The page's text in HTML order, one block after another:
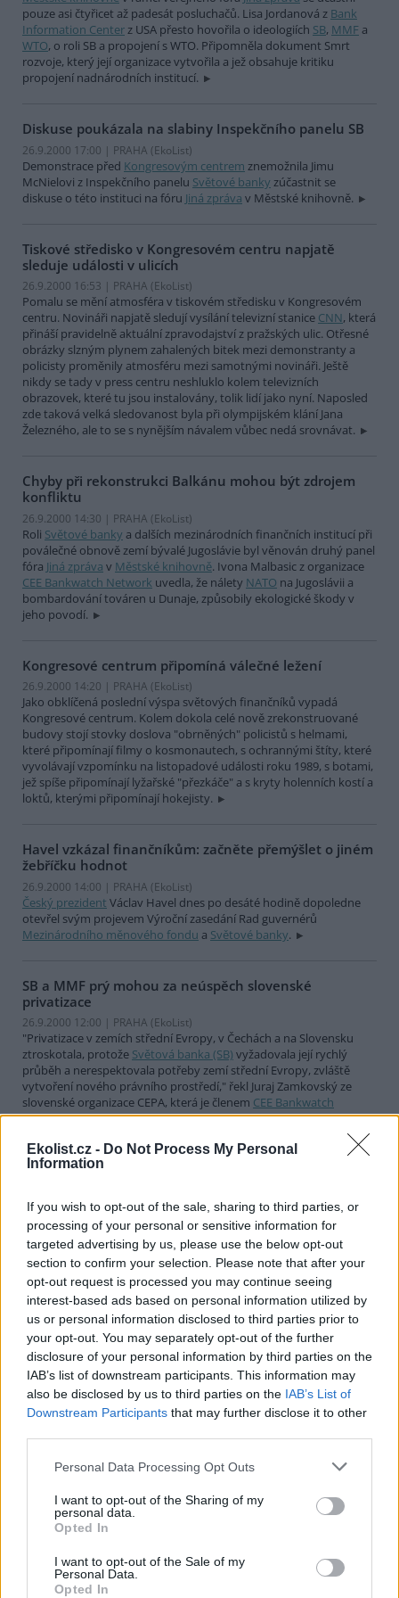
Ekolist.cz - Do Not Process My Personal
Information
If you wish to opt-out of the sale, sharing to third parties, or
processing of your personal or sensitive information for
targeted advertising by us, please use the below opt-out
section to confirm your selection. Please note that after your
opt-out request is processed you may continue seeing
interest-based ads based on personal information utilized by
us or personal information disclosed to third parties prior to
your opt-out. You may separately opt-out of the further
disclosure of your personal information by third parties on the
IAB’s list of downstream participants. This information may
also be disclosed by us to third parties on the IAB’s List of
Downstream Participants that may further disclose it to other
Personal Data Processing Opt Outs
I want to opt-out of the Sharing of my
personal data.
Opted In
I want to opt-out of the Sale of my
Personal Data.
Opted In
pouze asi čtyřicet až padesát posluchačů. Lisa Jordanová z Bank
Information Centerz USA přesto hovořila o ideologiích SB, MMF a
WTO, o roli SB a propojení s WTO. Připomněla dokument Smrt
rozvoje, který její organizace vytvořila a jež obsahuje kritiku
propojení nadnárodních institucí.
Diskuse poukázala na slabiny Inspekčního panelu SB
26.9.2000 17:00 | PRAHA (EkoList)
Demonstrace před Kongresovým centrem znemožnila Jimu
McNielovi z Inspekčního panelu Světové banky zúčastnit se
diskuse o této instituci na fóru Jiná zpráva v Městské knihovně.
Tiskové středisko v Kongresovém centru napjatě
sleduje události v ulicích
26.9.2000 16:53 | PRAHA (EkoList)
Pomalu se mění atmosféra v tiskovém středisku v Kongresovém
centru. Novináři napjatě sledují vysílání televizní stanice CNN, která
přináší pravidelně aktuální zpravodajství z pražských ulic. Otřesné
obrázky slzným plynem zahalených bitek mezi demonstranty a
policisty proměnily atmosféru mezi samotnými novináři. Ještě
nikdy se tady v press centru neshluklo kolem televizních
obrazovek, které tu jsou instalovány, tolik lidí jako nyní. Naposled
zde taková velká sledovanost byla při olympijském klání Jana
Železného, ale to se s nynějším návalem vůbec nedá srovnávat.
Chyby při rekonstrukci Balkánu mohou být zdrojem
konfliktu
26.9.2000 14:30 | PRAHA (EkoList)
Roli Světové banky a dalších mezinárodních finančních institucí při
poválečné obnově zemí bývalé Jugoslávie byl věnován druhý panel
fóra Jiná zpráva v Městské knihovně. Ivona Malbasic z organizace
CEE Bankwatch Network uvedla, že nálety NATO na Jugoslávii a
bombardování továren u Dunaje, způsobily ekologické škody v
jeho povodí.
Kongresové centrum připomíná válečné ležení
26.9.2000 14:20 | PRAHA (EkoList)
Jako obklíčená poslední výspa světových finančníků vypadá
Kongresové centrum. Kolem dokola celé nově zrekonstruované
budovy stojí stovky doslova "obrněných" policistů s helmami,
které připomínají filmy o kosmonautech, s ochrannými štíty, které
vyvolávají vzpomínku na listopadové události roku 1989, s botami,
jež spíše připomínají lyžařské "přezkáče" a s kryty holenních kostí a
loktů, kterými připomínají hokejisty.
Havel vzkázal finančníkům: začněte přemýšlet o jiném
žebříčku hodnot
26.9.2000 14:00 | PRAHA (EkoList)
Český prezident Václav Havel dnes po desáté hodině dopoledne
otevřel svým projevem Výroční zasedání Rad guvernérů
Mezinárodního měnového fondu a Světové banky.
SB a MMF prý mohou za neúspěch slovenské
privatizace
26.9.2000 12:00 | PRAHA (EkoList)
"Privatizace v zemích střední Evropy, v Čechách a na Slovensku
ztroskotala, protože Světová banka (SB) vyžadovala její rychlý
průběh a nerespektovala potřeby zemí střední Evropy, zvláště
vytvoření nového právního prostředí," řekl Juraj Zamkovský ze
slovenské organizace CEPA, která je členem CEE Bankwatch
Network, v dnešní dopolední diskusi vMěstské knihovně. V
26.9.2000 11:05 | PRAHA (EkoList)
Koncert osamoceného polského trumpetisty Martina Krämera,
hrajícího v těsné blízkosti Kongresového centraInternacionálu je
zatím jediným viditelným protestem proti dnes zahájenému
zasedání Mezinárodního měnového fondu (MMF) aSvětové banky
(SB). Podle reportérů EkoListu, kteří jsou právě na náměstí Míru, se
ovšem průvod zhruba 5 000 demonstrantů právě vydal na pochod
ke Kongresovému centru.
Náměstí Míru je už zcela plné, dorazila YA BASTA!
26.9.2000 10:36 | PRAHA (EkoList)
Na náměstí Míru jsou nyní už čtyři tisíce demonstrantů. Zhruba
před pěti minutami dorazila skupina asi pěti až šesti set Italů z
organizaceYA BASTA!v bílých kombinézách a italských levicových
demonstrujícími je také asi třicetičlenná skupinka postarších
transparent s heslem "Nezaměstnanost je nejhorší formou
rasismu".
Globální den akcí začal, na náměstí Míru už tisíc
demonstrantů